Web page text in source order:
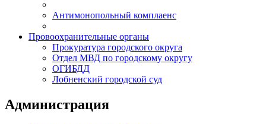
Антимонопольный комплаенс
Провоохранительные органы
Прокуратура городского округа
Отдел МВД по городскому округу
ОГИБДД
Лобненский городской суд
Администрация